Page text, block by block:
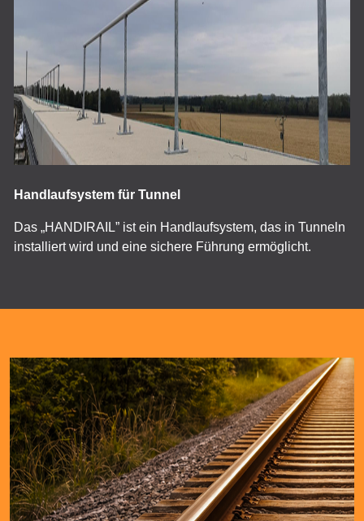
Handlaufsystem für Tunnel
Das „HANDIRAIL” ist ein Handlaufsystem, das in Tunneln
installiert wird und eine sichere Führung ermöglicht.